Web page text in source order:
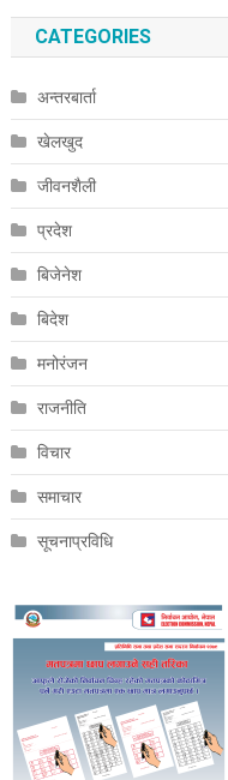
CATEGORIES
अन्तरबार्ता
खेलखुद
जीवनशैली
प्रदेश
बिजेनेश
बिदेश
मनोरंजन
राजनीति
विचार
समाचार
सूचनाप्रविधि